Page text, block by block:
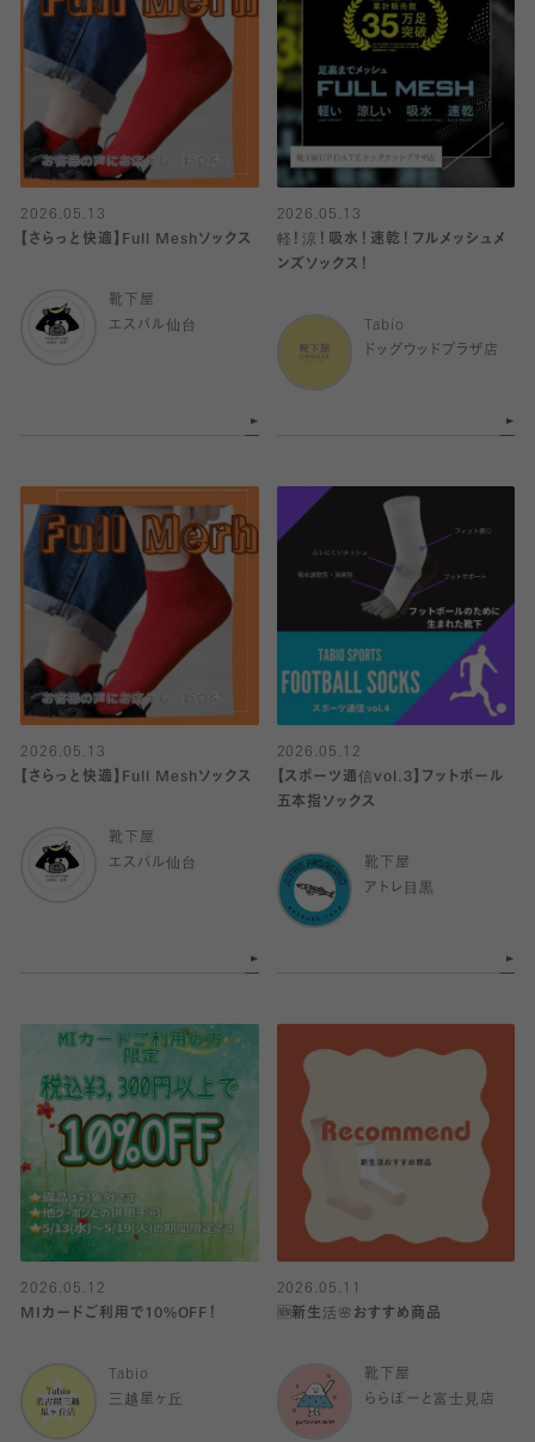
2026.05.13
【さらっと快適】Full Meshソックス
靴下屋
エスパル仙台
2026.05.13
軽！涼！吸水！速乾！フルメッシュメ
ンズソックス！
Tabio
ドッグウッドプラザ店
2026.05.13
【さらっと快適】Full Meshソックス
靴下屋
エスパル仙台
2026.05.12
【スポーツ通信vol.3】フットボール
五本指ソックス
靴下屋
アトレ目黒
2026.05.12
MIカードご利用で10%OFF！
Tabio
三越星ヶ丘
2026.05.11
🆕新生活🌸おすすめ商品
靴下屋
ららぽーと富士見店